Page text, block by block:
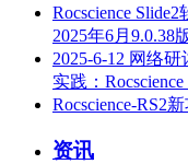
Rocscience
2025年6月9.0.38
2025-6-12 网络
实践：
Rocscience-RS2
资讯